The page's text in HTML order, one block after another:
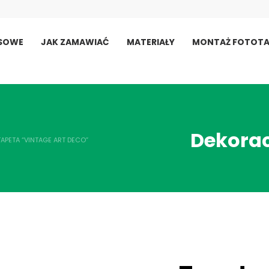
JAK ZAMAWIAĆ MATERIAŁY MONTAŻ
“VINTAGE ART DECO”